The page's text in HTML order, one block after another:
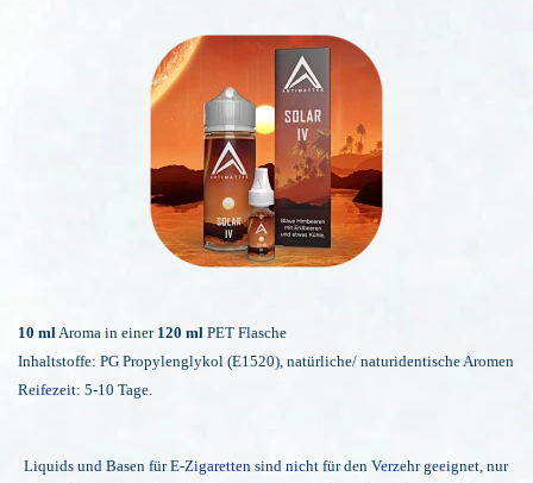
10 ml Aroma in einer 120 ml PET Flasche
Inhaltstoffe: PG Propylenglykol (E1520), natürliche/ naturidentische Aromen
Reifezeit: 5-10 Tage.
Liquids und Basen für E-Zigaretten sind nicht für den Verzehr geeignet, nur